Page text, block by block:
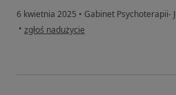
6 kwietnia 2025 • Gabinet Psychoterapii-
• w opinii użytkownika MF
zgłoś nadużycie